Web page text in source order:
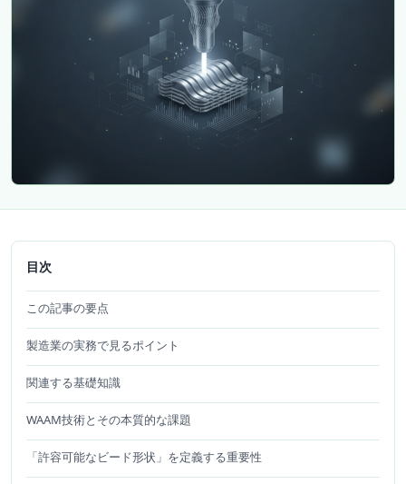
目次
この記事の要点
製造業の実務で見るポイント
関連する基礎知識
WAAM技術とその本質的な課題
「許容可能なビード形状」を定義する重要性